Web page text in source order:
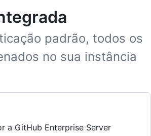
padrão, todos os
no sua instância
a GitHub Enterprise Server